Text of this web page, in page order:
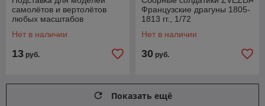
самолётов и вертолётов
любых масштабов
Нет в наличии
13 руб.
Французские драгуны 1805-
1813 гг., 1/72
Нет в наличии
30 руб.
Показать ещё